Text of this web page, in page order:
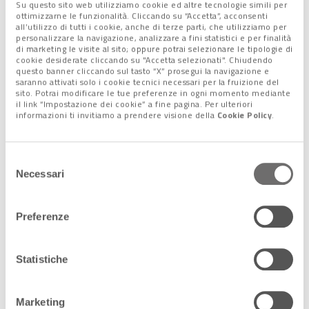
Su questo sito web utilizziamo cookie ed altre tecnologie simili per
ottimizzarne le funzionalità. Cliccando su “Accetta”, acconsenti
all’utilizzo di tutti i cookie, anche di terze parti, che utilizziamo per
personalizzare la navigazione, analizzare a fini statistici e per finalità
di marketing le visite al sito; oppure potrai selezionare le tipologie di
cookie desiderate cliccando su "Accetta selezionati". Chiudendo
questo banner cliccando sul tasto “X” prosegui la navigazione e
saranno attivati solo i cookie tecnici necessari per la fruizione del
sito. Potrai modificare le tue preferenze in ogni momento mediante
il link “Impostazione dei cookie” a fine pagina. Per ulteriori
informazioni ti invitiamo a prendere visione della Cookie Policy.
delNecessari
Preferenze
Statistiche
Marketing
Partendo dall’indicazione positiva sulla possibilità di utilizzare
la nanofenretinide come molecola ad ampio spettro senza
effetti collaterali, sfruttandone la capacità di mantenere
dormienti le cellule tumorali soprattutto nel caso di malattie
ad alto rischio di recidiva,gli studi sono proseguitie, poco
meno di un anno fa, sono stati presentati in un articolo sul
Journal of Experimental & Clinical Cancer Research gliulteriori
nuova versione della nanocapsula, in cui il principio attivo è
rendendone possibile la
somministrazione per via orale,
tumore al seno metastatico. E, rispetto agli animali non
trattati, in quelli a cui è stata somministrata la nuova
rimanevano più piccoli e contenevano un minor numero
, per di più di